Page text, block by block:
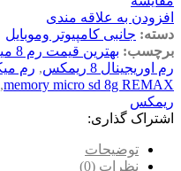
افزودن به علاقه مندی
دسته: جانبی کامپیوتر وموبایل
برچسب: بهترین قیمت رم 8 میکرو ریمکس
رم اوریجینال 8 ریمکس
,
memory micro sd 8g REMAX
,
ریمکس
اشتراک گذاری:
توضیحات
نظرات (0)